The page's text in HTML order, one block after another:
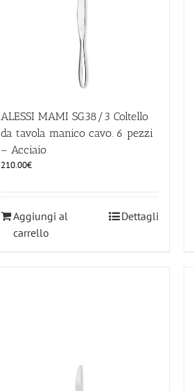
ALESSI MAMI SG38/3 Coltello
da tavola manico cavo. 6 pezzi
– Acciaio
210.00€
Aggiungi al
carrello
Dettagli